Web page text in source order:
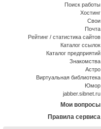
Поиск работы
Хостинг
Свои
Почта
Рейтинг / статистика сайтов
Каталог ссылок
Каталог предприятий
Знакомства
Астро
Виртуальная библиотека
Юмор
jabber.sibnet.ru
Мои вопросы
Правила сервиса